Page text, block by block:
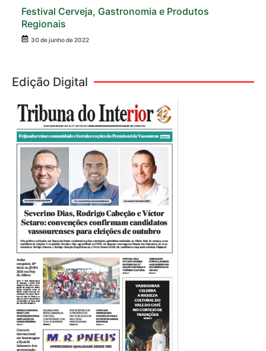
Festival Cerveja, Gastronomia e Produtos
Regionais
30 de junho de 2022
Edição Digital